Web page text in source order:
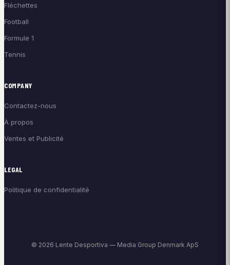
Fléchettes
Football
Formule 1
Tennis
COMPANY
Contactez-nous
À propos
Ventes et Publicité
LEGAL
Politique de confidentialité
© 2026 Lente Desportiva — Media Group Denmark ApS